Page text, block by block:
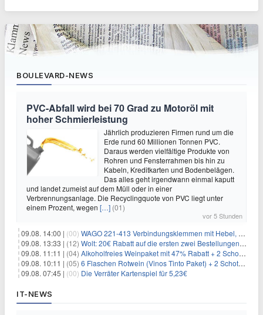
BOULEVARD-NEWS
PVC-Abfall wird bei 70 Grad zu Motoröl mit
hoher Schmierleistung
Jährlich produzieren Firmen rund um die
Erde rund 60 Millionen Tonnen PVC.
Daraus werden vielfältige Produkte von
Rohren und Fensterrahmen bis hin zu
Kabeln, Kreditkarten und Bodenbelägen.
Das alles geht irgendwann einmal kaputt
und landet zumeist auf dem Müll oder in einer
Verbrennungsanlage. Die Recyclingquote von PVC liegt unter
einem Prozent, wegen […] (01)
vor 5 Stunden
09.08. 14:00 | (00) WAGO 221-413 Verbindungsklemmen mit Hebel, 50 Stück für 14,99€
09.08. 13:33 | (12) Wolt: 20€ Rabatt auf die ersten zwei Bestellungen für Neukunden
09.08. 11:11 | (04) Alkoholfreies Weinpaket mit 47% Rabatt + 2 Schott Zwiesel Gläser GRATIS für 29,99€
09.08. 10:11 | (05) 6 Flaschen Rotwein (Vinos Tinto Paket) + 2 Schott Zwiesel Gläser für 25,99€ inkl. Versand
09.08. 07:45 | (00) Die Verräter Kartenspiel für 5,23€
IT-NEWS